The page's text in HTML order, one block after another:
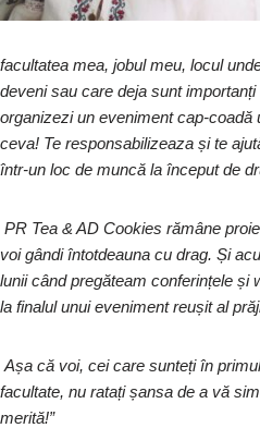
facultatea mea, jobul meu, locul
deveni sau care deja sunt
organizezi un eveniment cap-coadă
ceva! Te responsabilizeaza și te
într-un loc de muncă la început de
PR Tea & AD Cookies rămâne
voi gândi întotdeauna cu drag. Și
lunii când pregăteam conferințele și
la finalul unui eveniment reușit al
Așa că voi, cei care sunteți în
facultate, nu ratați șansa de a vă
merită!”